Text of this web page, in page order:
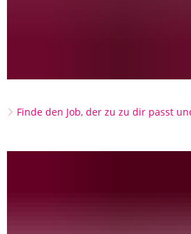
Finde den Job, der zu zu dir passt